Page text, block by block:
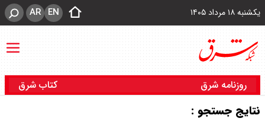
یکشنبه ۱۸ مرداد ۱۴۰۵ EN
AR
روزنامه شرق کتاب شرق
نتایج جستجو :